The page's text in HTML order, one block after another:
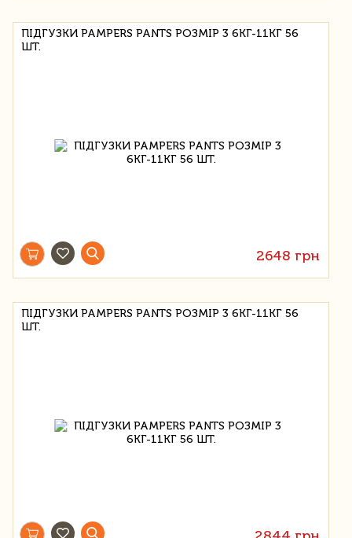
ПІДГУЗКИ PAMPERS PANTS РОЗМІР 3 6КГ-11КГ 56
ШТ.
2648 грн
ПІДГУЗКИ PAMPERS PANTS РОЗМІР 3 6КГ-11КГ 56
ШТ.